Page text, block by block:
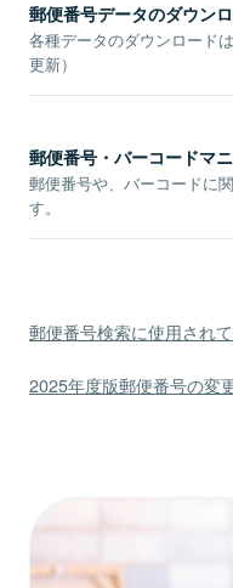
郵便番号データのダウン
各種データのダウンロード
更新）
郵便番号・バーコードマ
郵便番号や、バーコードに
す。
郵便番号検索に使用され
2025年度版郵便番号の変